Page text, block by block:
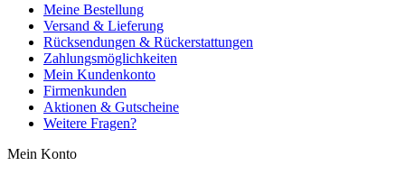
Meine Bestellung
Versand & Lieferung
Rücksendungen & Rückerstattungen
Zahlungsmöglichkeiten
Mein Kundenkonto
Firmenkunden
Aktionen & Gutscheine
Weitere Fragen?
Mein Konto